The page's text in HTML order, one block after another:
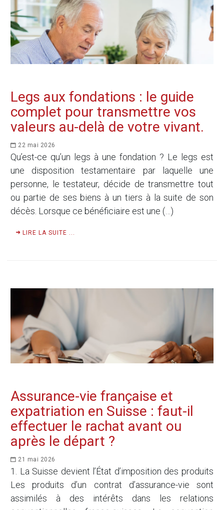
Legs aux fondations : le guide
complet pour transmettre vos
valeurs au-delà de votre vivant.
22 mai 2026
Qu’est-ce qu’un legs à une fondation ? Le legs est
une disposition testamentaire par laquelle une
personne, le testateur, décide de transmettre tout
ou partie de ses biens à un tiers à la suite de son
décès. Lorsque ce bénéficiaire est une (…)
LIRE LA SUITE ...
Assurance-vie française et
expatriation en Suisse : faut-il
effectuer le rachat avant ou
après le départ ?
21 mai 2026
1. La Suisse devient l’État d’imposition des produits
Les produits d’un contrat d’assurance-vie sont
assimilés à des intérêts dans les relations